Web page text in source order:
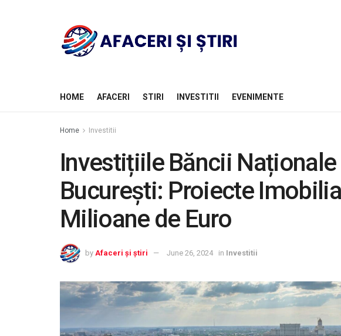
HOME AFACERI STIRI INVESTITII EVENIMENTE
Home Investitii
Investițiile Băncii Naționale
București: Proiecte
Milioane de Euro
by Afaceri și știri June 26, 2024 in Investitii